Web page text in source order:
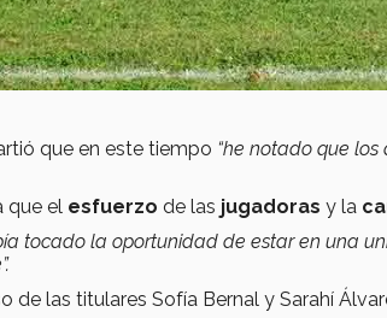
que en este tiempo “he notado que
que el esfuerzo de las jugadoras y la
tocado la oportunidad de estar en una
de las titulares Sofía Bernal y Sarahí